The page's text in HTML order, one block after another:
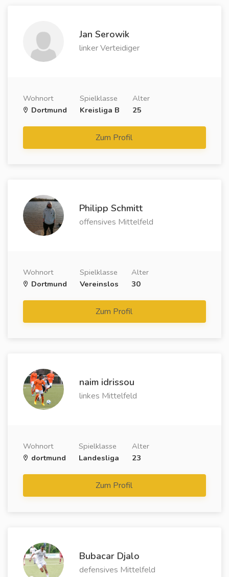
Jan Serowik
linker Verteidiger
Wohnort
Dortmund
Spielklasse
Kreisliga B
Alter
25
Zum Profil
Philipp Schmitt
offensives Mittelfeld
Wohnort
Dortmund
Spielklasse
Vereinslos
Alter
30
Zum Profil
naim idrissou
linkes Mittelfeld
Wohnort
dortmund
Spielklasse
Landesliga
Alter
23
Zum Profil
Bubacar Djalo
defensives Mittelfeld